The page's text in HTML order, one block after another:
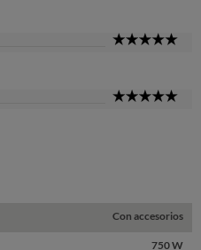
Con accesorios
750 W